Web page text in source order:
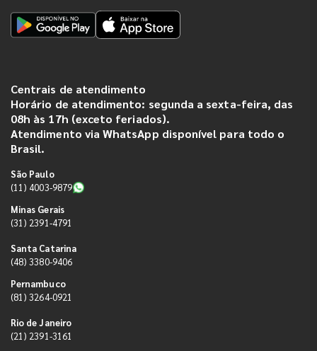
Centrais de atendimento
Horário de atendimento: segunda a sexta-feira, das
08h às 17h (exceto feriados).
Atendimento via WhatsApp disponível para todo o
Brasil.
São Paulo
(11) 4003-9879
Minas Gerais
(31) 2391-4791
Santa Catarina
(48) 3380-9406
Pernambuco
(81) 3264-0921
Rio de Janeiro
(21) 2391-3161